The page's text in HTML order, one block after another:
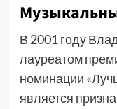
В 2001 году
лауреатом
номинации
является